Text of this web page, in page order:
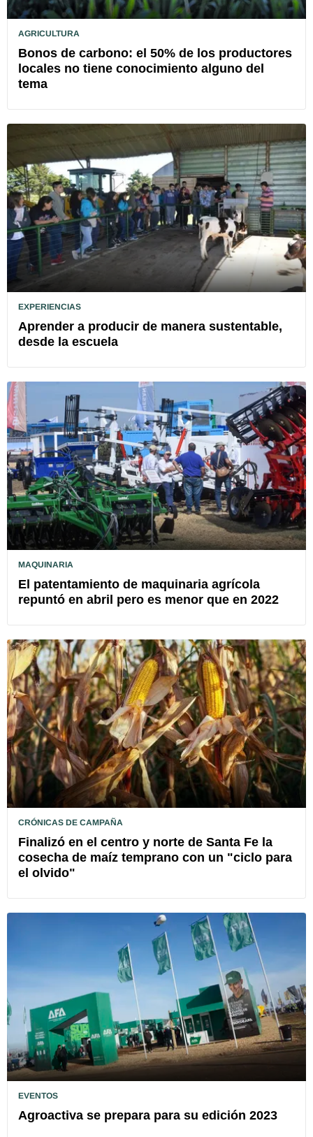
AGRICULTURA
Bonos de carbono: el 50% de los productores
locales no tiene conocimiento alguno del
tema
EXPERIENCIAS
Aprender a producir de manera sustentable,
desde la escuela
MAQUINARIA
El patentamiento de maquinaria agrícola
repuntó en abril pero es menor que en 2022
CRÓNICAS DE CAMPAÑA
Finalizó en el centro y norte de Santa Fe la
cosecha de maíz temprano con un "ciclo para
el olvido"
EVENTOS
Agroactiva se prepara para su edición 2023